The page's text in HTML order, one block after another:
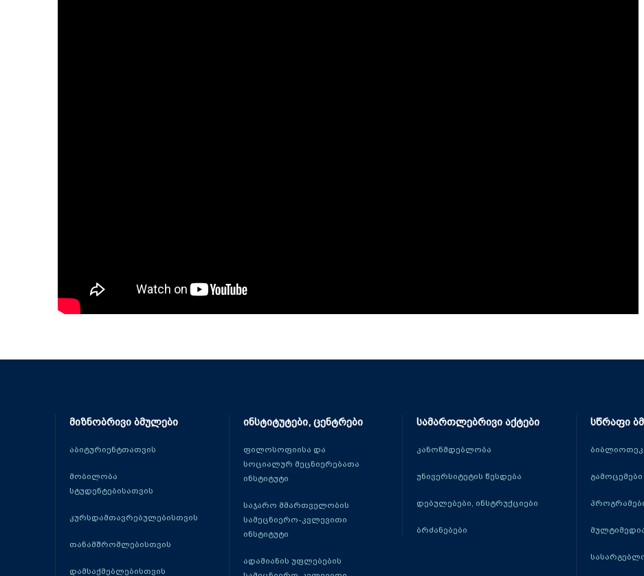
მიზნობრივი ბმულები
აბიტურიენტთათვის
მობილობა
სტუდენტებისათვის
კურსდამთავრებულებისთვის
თანამშრომლებისთვის
დამსაქმებლებისთვის
ინსტიტუტები, ცენტრები
ფილოსოფიისა და
სოციალურ მეცნიერებათა
ინსტიტუტი
საჯარო მმართველობის
სამეცნიერო-კვლევითი
ინსტიტუტი
ადამიანის უფლებების
სამართლებრივი აქტები
კანონმდებლობა
უნივერსიტეტის წესდება
დებულებები, ინსტრუქციები
ბრძანებები
სწრაფი
გამოცემები